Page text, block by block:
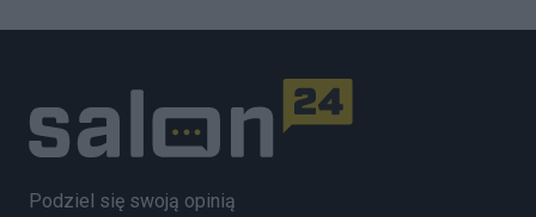
Podziel się swoją opinią